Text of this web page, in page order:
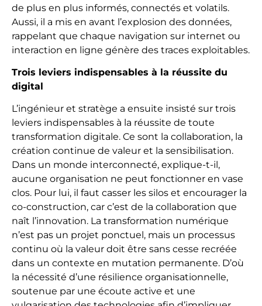
de plus en plus informés, connectés et volatils.
Aussi, il a mis en avant l’explosion des données,
rappelant que chaque navigation sur internet ou
interaction en ligne génère des traces exploitables.
Trois leviers indispensables à la réussite du
digital
L’ingénieur et stratège a ensuite insisté sur trois
leviers indispensables à la réussite de toute
transformation digitale. Ce sont la collaboration, la
création continue de valeur et la sensibilisation.
Dans un monde interconnecté, explique-t-il,
aucune organisation ne peut fonctionner en vase
clos. Pour lui, il faut casser les silos et encourager la
co-construction, car c’est de la collaboration que
naît l’innovation. La transformation numérique
n’est pas un projet ponctuel, mais un processus
continu où la valeur doit être sans cesse recréée
dans un contexte en mutation permanente. D’où
la nécessité d’une résilience organisationnelle,
soutenue par une écoute active et une